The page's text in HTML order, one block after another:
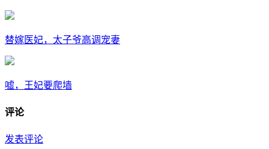
替嫁医妃，太子爷高调宠妻
嘘，王妃要爬墙
评论
发表评论